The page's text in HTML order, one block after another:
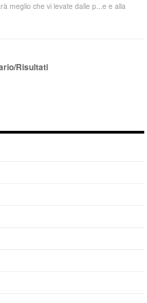
meglio che vi levate dalle p...e e alla
Risultati